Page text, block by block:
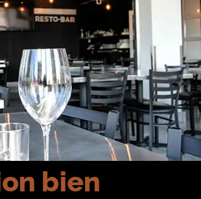
bien